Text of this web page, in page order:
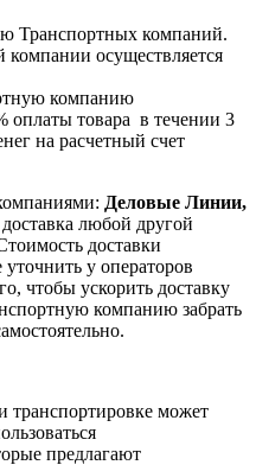
Транспортных компаний.
компании осуществляется
компанию
оплаты товара в течении 3
на расчетный счет
Деловые Линии,
любой другой
доставки
у операторов
чтобы ускорить доставку
компанию забрать
транспортировке может
предлагают